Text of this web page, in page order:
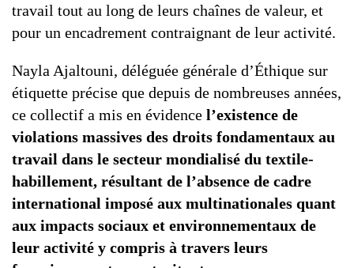
travail tout au long de leurs chaînes de valeur, et
pour un encadrement contraignant de leur activité.
Nayla Ajaltouni, déléguée générale d’Éthique sur
étiquette précise que depuis de nombreuses années,
ce collectif a mis en évidence l’existence de
violations massives des droits fondamentaux au
travail dans le secteur mondialisé du textile-
habillement, résultant de l’absence de cadre
international imposé aux multinationales quant
aux impacts sociaux et environnementaux de
leur activité y compris à travers leurs